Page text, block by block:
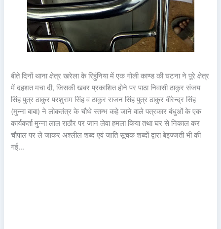
बीते दिनों थाना क्षेत्र खरेला के रिहुंनिया में एक गोली काण्ड की घटना ने पूरे क्षेत्र
में दहशत मचा दी, जिसकी खबर प्रकाशित होने पर पाठा निवासी ठाकुर संजय
सिंह पुत्र ठाकुर परशुराम सिंह व ठाकुर राजन सिंह पुत्र ठाकुर वीरेन्द्र सिंह
(मुन्ना बाबा) ने लोकतंत्र के चौथे स्तम्भ कहे जाने वाले पत्रकार बंधुओं के एक
कार्यकर्ता मुन्ना लाल राठौर पर जान लेवा हमला किया तथा घर से निकाल कर
चौपाल पर ले जाकर अश्लील शब्द एवं जाति सूचक शब्दों द्वारा बेइज्जती भी की
गई…